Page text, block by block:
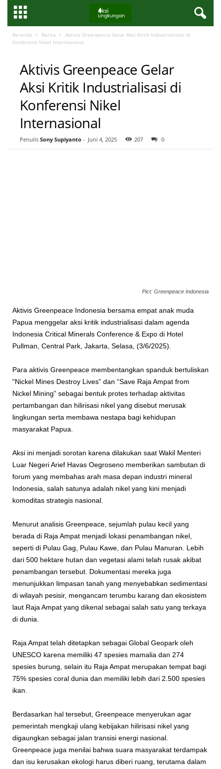
Beranda Berita
Aktivis Greenpeace Gelar Aksi Kritik Industrialisasi di
Konferensi Nikel Internasional
Aktivis Greenpeace Gelar
Aksi Kritik Industrialisasi di
Konferensi Nikel
Internasional
Penulis Sony Supiyanto - Juni 4, 2025 207 0
Pict: Greenpeace Indonesia
Aktivis Greenpeace Indonesia bersama empat anak muda
Papua menggelar aksi kritik industrialisasi dalam agenda
Indonesia Critical Minerals Conference & Expo di Hotel
Pullman, Central Park, Jakarta, Selasa, (3/6/2025).
Para aktivis Greenpeace membentangkan spanduk bertuliskan
“Nickel Mines Destroy Lives” dan “Save Raja Ampat from
Nickel Mining” sebagai bentuk protes terhadap aktivitas
pertambangan dan hilirisasi nikel yang disebut merusak
lingkungan serta membawa nestapa bagi kehidupan
masyarakat Papua.
Aksi ini menjadi sorotan karena dilakukan saat Wakil Menteri
Luar Negeri Arief Havas Oegroseno memberikan sambutan di
forum yang membahas arah masa depan industri mineral
Indonesia, salah satunya adalah nikel yang kini menjadi
komoditas strategis nasional.
Menurut analisis Greenpeace, sejumlah pulau kecil yang
berada di Raja Ampat menjadi lokasi penambangan nikel,
seperti di Pulau Gag, Pulau Kawe, dan Pulau Manuran. Lebih
dari 500 hektare hutan dan vegetasi alami telah rusak akibat
penambangan tersebut. Dokumentasi mereka juga
menunjukkan limpasan tanah yang menyebabkan sedimentasi
di wilayah pesisir, mengancam terumbu karang dan ekosistem
laut Raja Ampat yang dikenal sebagai salah satu yang terkaya
di dunia.
Raja Ampat telah ditetapkan sebagai Global Geopark oleh
UNESCO karena memiliki 47 spesies mamalia dan 274
spesies burung, selain itu Raja Ampat merupakan tempat bagi
75% spesies coral dunia dan memiliki lebih dari 2.500 spesies
ikan.
Berdasarkan hal tersebut, Greenpeace menyerukan agar
pemerintah mengkaji ulang kebijakan hilirisasi nikel yang
digaungkan sebagai jalan transisi energi nasional.
Greenpeace juga menilai bahwa suara masyarakat terdampak
dan isu kerusakan ekologi harus diberi ruang, terutama dalam